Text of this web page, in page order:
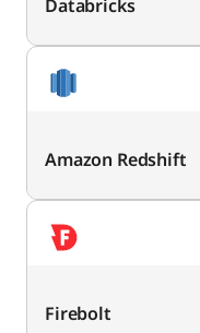
Databricks
Amazon Redshift
Firebolt